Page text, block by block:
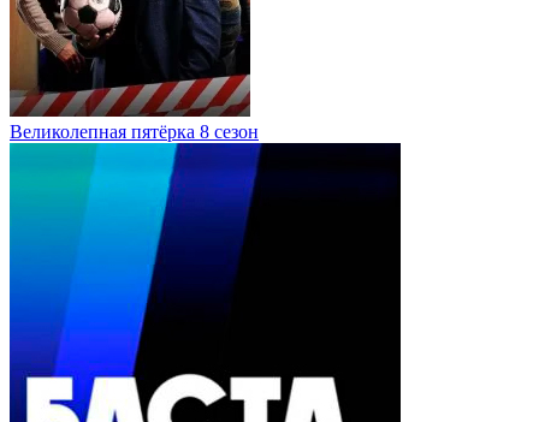
Великолепная пятёрка 8 сезон